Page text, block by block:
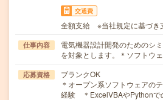
交通費
全額支給 ※当社規定に基づき
仕事内容
電気機器設計開発のためのシ
を対象とします。＊ソフトウ
応募資格
ブランクOK
＊オープン系ソフトウェアの
経験 ＊ExcelVBAやPython